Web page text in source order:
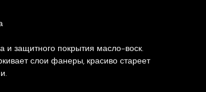
защитного покрытия масло-воск.
слои фанеры, красиво стареет